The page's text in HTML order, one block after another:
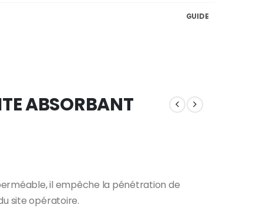
GUIDE
ABSORBANT
il empêche la pénétration de
site opératoire.